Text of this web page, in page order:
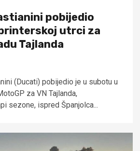
pobijedio
utrci za
Tajlanda
(Ducati) pobijedio je u subotu u
za VN Tajlanda,
sezone, ispred Španjolca...